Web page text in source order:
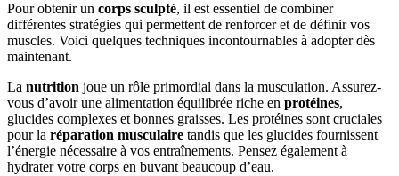
Pour obtenir un corps sculpté, il est essentiel de combiner
différentes stratégies qui permettent de renforcer et de définir vos
muscles. Voici quelques techniques incontournables à adopter dès
maintenant.
La nutrition joue un rôle primordial dans la musculation. Assurez-
vous d’avoir une alimentation équilibrée riche en protéines,
glucides complexes et bonnes graisses. Les protéines sont cruciales
pour la réparation musculaire tandis que les glucides fournissent
l’énergie nécessaire à vos entraînements. Pensez également à
hydrater votre corps en buvant beaucoup d’eau.